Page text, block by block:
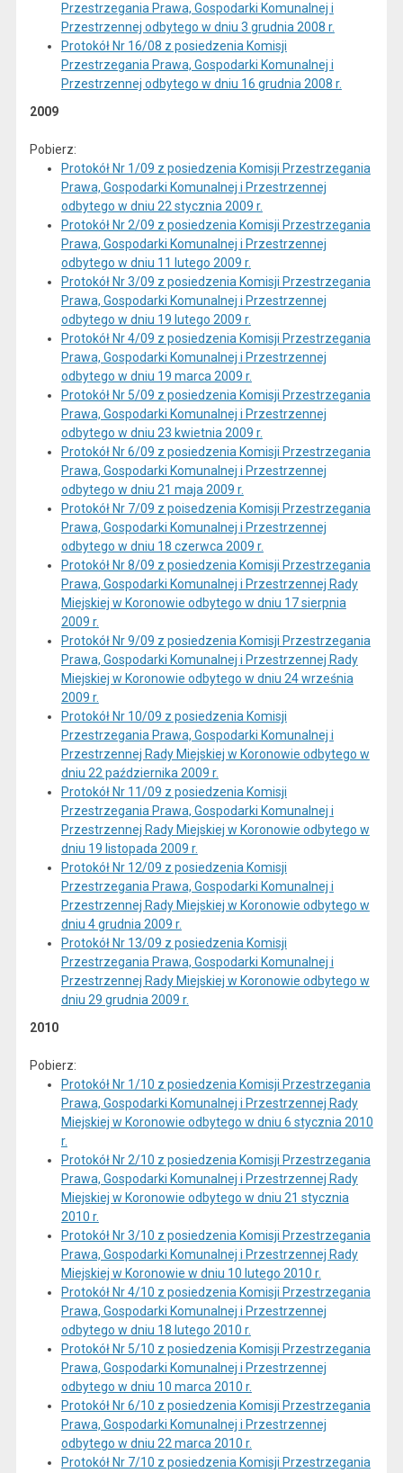
Przestrzegania Prawa, Gospodarki Komunalnej i
Przestrzennej odbytego w dniu 3 grudnia 2008 r.
Protokół Nr 16/08 z posiedzenia Komisji
Przestrzegania Prawa, Gospodarki Komunalnej i
Przestrzennej odbytego w dniu 16 grudnia 2008 r.
2009
Pobierz:
Protokół Nr 1/09 z posiedzenia Komisji Przestrzegania
Prawa, Gospodarki Komunalnej i Przestrzennej
odbytego w dniu 22 stycznia 2009 r.
Protokół Nr 2/09 z posiedzenia Komisji Przestrzegania
Prawa, Gospodarki Komunalnej i Przestrzennej
odbytego w dniu 11 lutego 2009 r.
Protokół Nr 3/09 z posiedzenia Komisji Przestrzegania
Prawa, Gospodarki Komunalnej i Przestrzennej
odbytego w dniu 19 lutego 2009 r.
Protokół Nr 4/09 z posiedzenia Komisji Przestrzegania
Prawa, Gospodarki Komunalnej i Przestrzennej
odbytego w dniu 19 marca 2009 r.
Protokół Nr 5/09 z posiedzenia Komisji Przestrzegania
Prawa, Gospodarki Komunalnej i Przestrzennej
odbytego w dniu 23 kwietnia 2009 r.
Protokół Nr 6/09 z posiedzenia Komisji Przestrzegania
Prawa, Gospodarki Komunalnej i Przestrzennej
odbytego w dniu 21 maja 2009 r.
Protokół Nr 7/09 z poisedzenia Komisji Przestrzegania
Prawa, Gospodarki Komunalnej i Przestrzennej
odbytego w dniu 18 czerwca 2009 r.
Protokół Nr 8/09 z posiedzenia Komisji Przestrzegania
Prawa, Gospodarki Komunalnej i Przestrzennej Rady
Miejskiej w Koronowie odbytego w dniu 17 sierpnia
2009 r.
Protokół Nr 9/09 z posiedzenia Komisji Przestrzegania
Prawa, Gospodarki Komunalnej i Przestrzennej Rady
Miejskiej w Koronowie odbytego w dniu 24 września
2009 r.
Protokół Nr 10/09 z posiedzenia Komisji
Przestrzegania Prawa, Gospodarki Komunalnej i
Przestrzennej Rady Miejskiej w Koronowie odbytego w
dniu 22 października 2009 r.
Protokół Nr 11/09 z posiedzenia Komisji
Przestrzegania Prawa, Gospodarki Komunalnej i
Przestrzennej Rady Miejskiej w Koronowie odbytego w
dniu 19 listopada 2009 r.
Protokół Nr 12/09 z posiedzenia Komisji
Przestrzegania Prawa, Gospodarki Komunalnej i
Przestrzennej Rady Miejskiej w Koronowie odbytego w
dniu 4 grudnia 2009 r.
Protokół Nr 13/09 z posiedzenia Komisji
Przestrzegania Prawa, Gospodarki Komunalnej i
Przestrzennej Rady Miejskiej w Koronowie odbytego w
dniu 29 grudnia 2009 r.
2010
Pobierz:
Protokół Nr 1/10 z posiedzenia Komisji Przestrzegania
Prawa, Gospodarki Komunalnej i Przestrzennej Rady
Miejskiej w Koronowie odbytego w dniu 6 stycznia 2010
r.
Protokół Nr 2/10 z posiedzenia Komisji Przestrzegania
Prawa, Gospodarki Komunalnej i Przestrzennej Rady
Miejskiej w Koronowie odbytego w dniu 21 stycznia
2010 r.
Protokół Nr 3/10 z posiedzenia Komisji Przestrzegania
Prawa, Gospodarki Komunalnej i Przestrzennej Rady
Miejskiej w Koronowie w dniu 10 lutego 2010 r.
Protokół Nr 4/10 z posiedzenia Komisji Przestrzegania
Prawa, Gospodarki Komunalnej i Przestrzennej
odbytego w dniu 18 lutego 2010 r.
Protokół Nr 5/10 z posiedzenia Komisji Przestrzegania
Prawa, Gospodarki Komunalnej i Przestrzennej
odbytego w dniu 10 marca 2010 r.
Protokół Nr 6/10 z posiedzenia Komisji Przestrzegania
Prawa, Gospodarki Komunalnej i Przestrzennej
odbytego w dniu 22 marca 2010 r.
Protokół Nr 7/10 z posiedzenia Komisji Przestrzegania